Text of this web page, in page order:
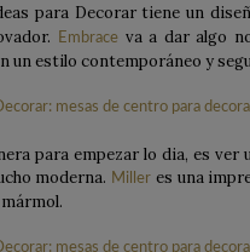
para Decorar tiene un
Embraceva a dar algo
un estilo contemporáneo y
para empezar lo dia, es
moderna. Miller es una